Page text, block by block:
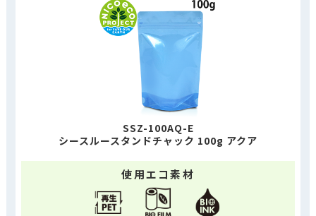
SSZ-100AQ-E
シースルースタンドチャック 100g アクア
使用エコ素材